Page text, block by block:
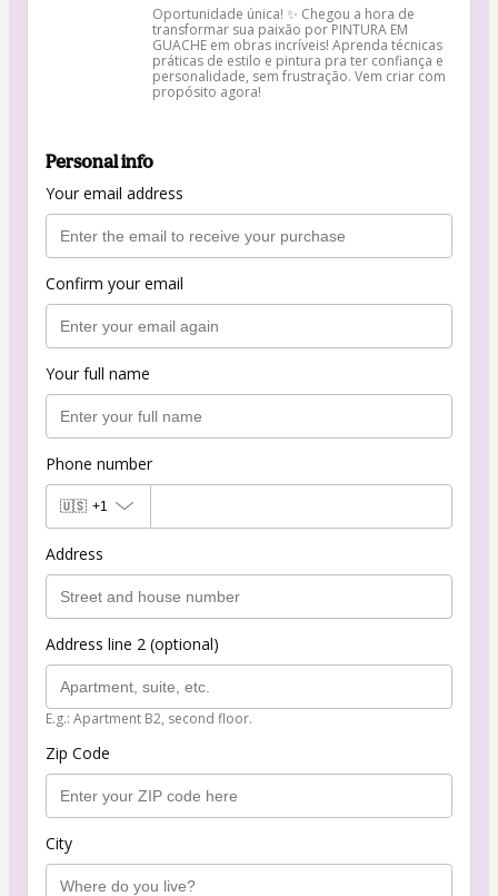
Oportunidade única! ✨ Chegou a hora de
transformar sua paixão por PINTURA EM
GUACHE em obras incríveis! Aprenda técnicas
práticas de estilo e pintura pra ter confiança e
personalidade, sem frustração. Vem criar com
propósito agora!
Personal info
Your email address
Confirm your email
Your full name
Phone number
🇺🇸 +1
Address
Address line 2 (optional)
E.g.: Apartment B2, second floor.
Zip Code
City